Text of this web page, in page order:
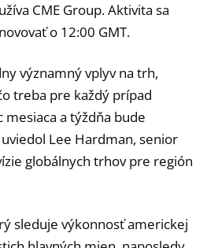
CME Group. Aktivita sa
o 12:00 GMT.
významný vplyv na trh,
treba pre každý prípad
mesiaca a týždňa bude
Lee Hardman, senior
globálnych trhov pre región
sleduje výkonnosť americkej